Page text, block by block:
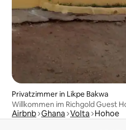
Privatzimmer in Likpe Bakwa
Willkommen im Richgold Guest
Airbnb Ghana Volta Hohoe